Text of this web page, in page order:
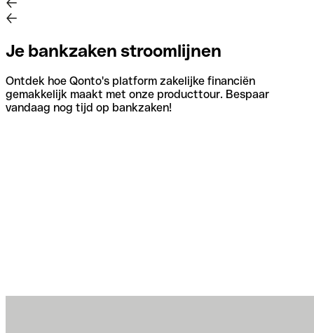
Je bankzaken stroomlijnen
Ontdek hoe Qonto's platform zakelijke financiën
gemakkelijk maakt met onze producttour. Bespaar
vandaag nog tijd op bankzaken!